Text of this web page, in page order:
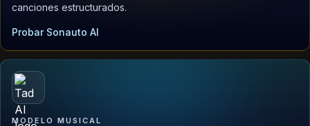
canciones estructurados.
Probar Sonauto AI
MODELO MUSICAL